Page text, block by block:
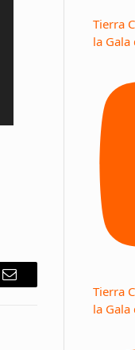
Email
Tierra
la Gala
Tierra
la Gala